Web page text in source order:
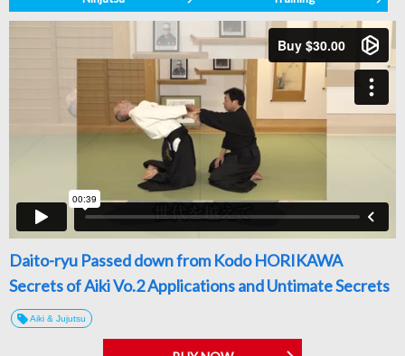
Daito-ryu Passed down from Kodo HORIKAWA
Secrets of Aiki Vo.2 Applications and Untimate Secrets
Aiki & Jujutsu